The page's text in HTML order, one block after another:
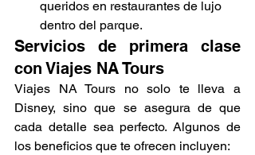
queridos en restaurantes de lujo
dentro del parque.
Servicios de primera clase
con Viajes NA Tours
Viajes NA Tours no solo te lleva a
Disney, sino que se asegura de que
cada detalle sea perfecto. Algunos de
los beneficios que te ofrecen incluyen: